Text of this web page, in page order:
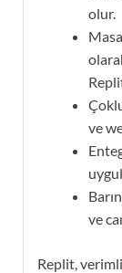
olur.
ve
ve
Replit,